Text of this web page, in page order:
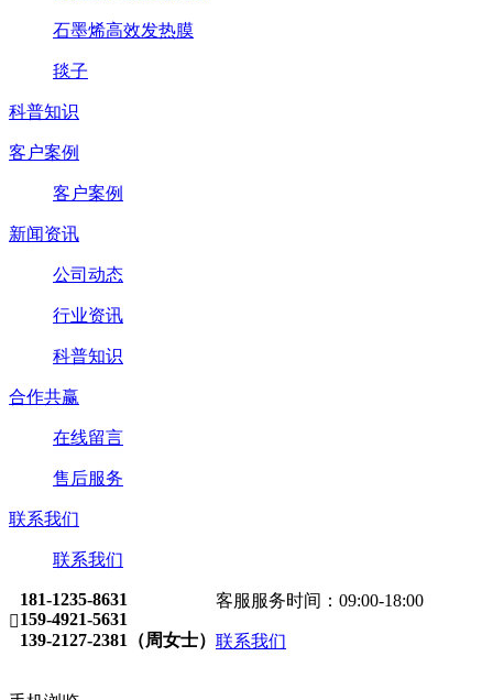
石墨烯高效发热膜
毯子
科普知识
客户案例
客户案例
新闻资讯
公司动态
行业资讯
科普知识
合作共赢
在线留言
售后服务
联系我们
联系我们

181-1235-8631
159-4921-5631
139-2127-2381（周女士）
客服服务时间：09:00-18:00
联系我们